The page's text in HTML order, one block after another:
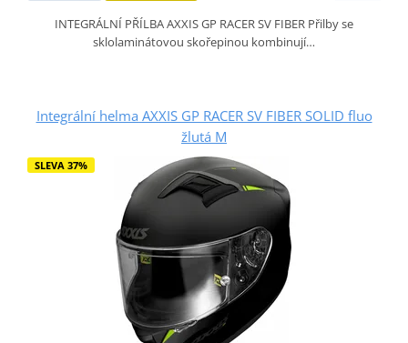
INTEGRÁLNÍ PŘÍLBA AXXIS GP RACER SV FIBER Přilby se
sklolaminátovou skořepinou kombinují…
Integrální helma AXXIS GP RACER SV FIBER SOLID fluo
žlutá M
SLEVA 37%